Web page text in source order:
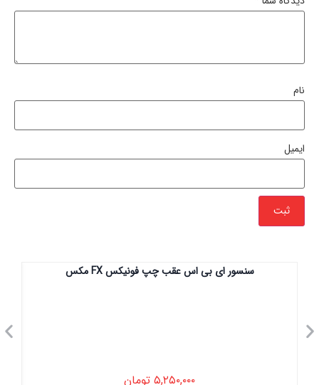
نام
ایمیل
سنسور ای بی اس عقب چپ فونیکس FX مکس
۵,۲۵۰,۰۰۰ تومان